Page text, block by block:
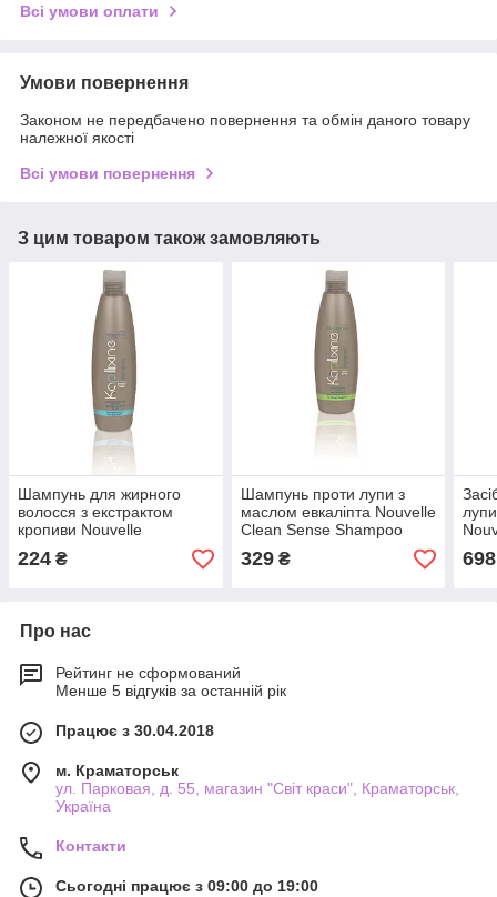
Всі умови оплати
Умови повернення
Законом не передбачено повернення та обмін даного товару
належної якості
Всі умови повернення
З цим товаром також замовляють
Шампунь для жирного
волосся з екстрактом
кропиви Nouvelle
Normalizing Сleanser
shampoo
224 ₴
Шампунь проти лупи з
маслом евкаліпта Nouvelle
Clean Sense Shampoo
329₴ 698
Про нас
Рейтинг не сформований
Менше 5 відгуків за останній рік
Працює з 30.04.2018
м. Краматорськ
ул. Парковая, д. 55, магазин "Світ краси", Краматорськ,
Україна
Контакти
Сьогодні працює з 09:00 до 19:00